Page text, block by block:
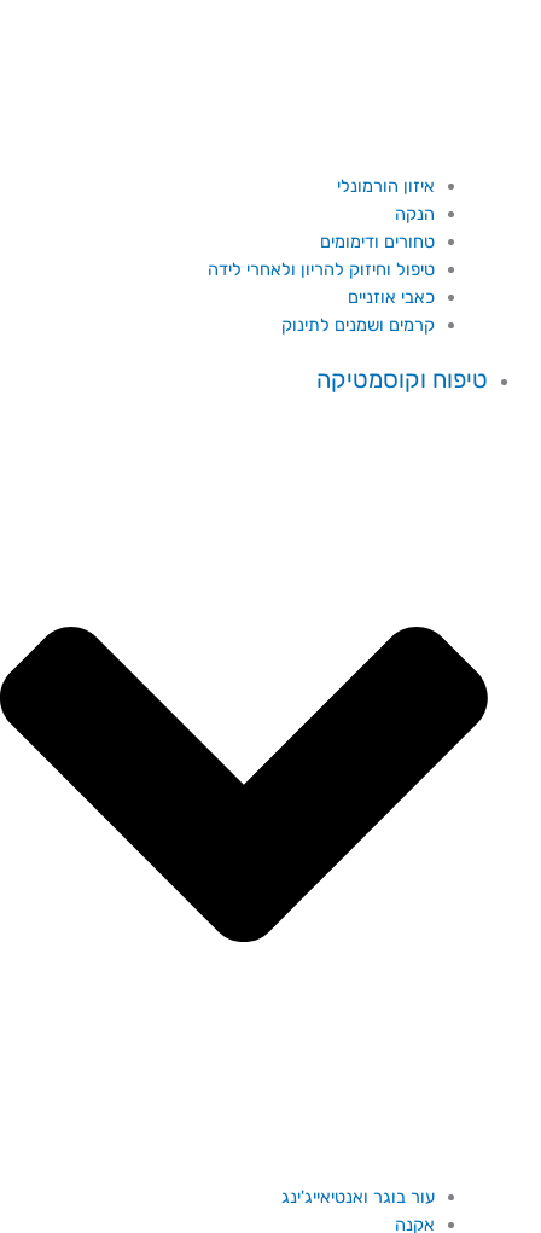
איזון הורמונלי
הנקה
טחורים ודימומים
טיפול וחיזוק להריון ולאחרי לידה
כאבי אוזניים
קרמים ושמנים לתינוק
טיפוח וקוסמטיקה
עור בוגר ואנטיאייג'ינג
אקנה